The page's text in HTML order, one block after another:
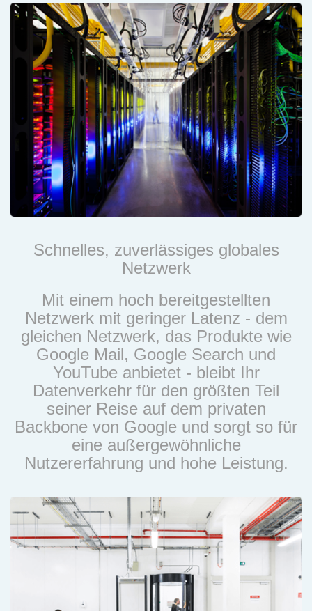
Schnelles, zuverlässiges globales
Netzwerk
Mit einem hoch bereitgestellten
Netzwerk mit geringer Latenz - dem
gleichen Netzwerk, das Produkte wie
Google Mail, Google Search und
YouTube anbietet - bleibt Ihr
Datenverkehr für den größten Teil
seiner Reise auf dem privaten
Backbone von Google und sorgt so für
eine außergewöhnliche
Nutzererfahrung und hohe Leistung.